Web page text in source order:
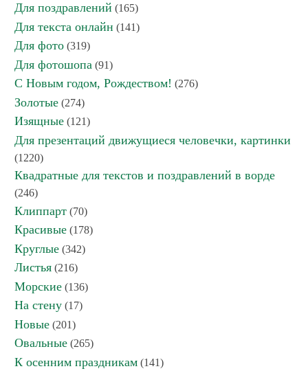
Для поздравлений (165)
Для текста онлайн (141)
Для фото (319)
Для фотошопа (91)
С Новым годом, Рождеством! (276)
Золотые (274)
Изящные (121)
Для презентаций движущиеся человечки, картинки
(1220)
Квадратные для текстов и поздравлений в ворде
(246)
Клиппарт (70)
Красивые (178)
Круглые (342)
Листья (216)
Морские (136)
На стену (17)
Новые (201)
Овальные (265)
К осенним праздникам (141)